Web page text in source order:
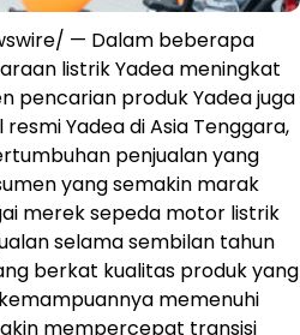
— Dalam beberapa
listrik Yadea meningkat
pencarian produk Yadea juga
Yadea di Asia Tenggara,
penjualan yang
yang semakin marak
merek sepeda motor listrik
selama sembilan tahun
berkat kualitas produk yang
memenuhi
mempercepat transisi